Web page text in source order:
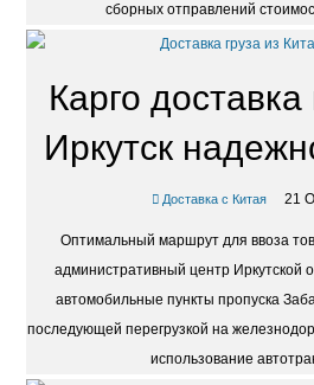
сборных отправлений
Карго
Иркутск
Доставка с Китая 21
Оптимальный маршрут для ввоза
административный центр Иркутской
автомобильные пункты пропуска
последующей перегрузкой на
использование